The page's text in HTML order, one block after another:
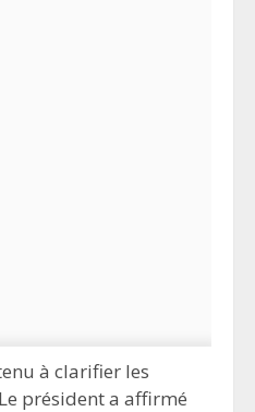
à clarifier les
président a affirmé